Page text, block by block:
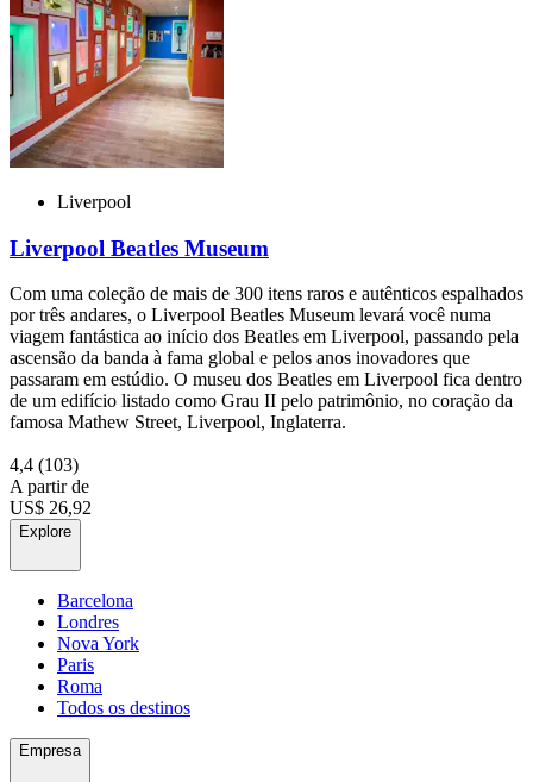
Liverpool
Liverpool Beatles Museum
Com uma coleção de mais de 300 itens raros e autênticos espalhados
por três andares, o Liverpool Beatles Museum levará você numa
viagem fantástica ao início dos Beatles em Liverpool, passando pela
ascensão da banda à fama global e pelos anos inovadores que
passaram em estúdio. O museu dos Beatles em Liverpool fica dentro
de um edifício listado como Grau II pelo patrimônio, no coração da
famosa Mathew Street, Liverpool, Inglaterra.
4,4 (103)
A partir de
US$ 26,92
Explore
Barcelona
Londres
Nova York
Paris
Roma
Todos os destinos
Empresa